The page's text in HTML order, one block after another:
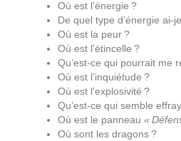
Où est l’énergie ?
De quel type d’énergie ai-
Où est la peur ?
Où est l’étincelle ?
Qu’est-ce qui pourrait me
Où est l’inquiétude ?
Où est l’explosivité ?
Qu’est-ce qui semble
Où est le panneau «
Où sont les dragons ?